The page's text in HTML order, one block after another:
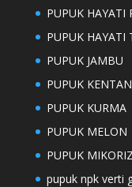
PUPUK HAYATI
PUPUK HAYATI
PUPUK JAMBU
PUPUK
PUPUK KURMA
PUPUK MELON
PUPUK
pupuk npk verti